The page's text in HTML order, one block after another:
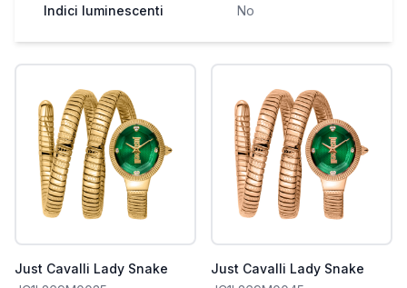
Indici luminescenti No
Just Cavalli Lady Snake
Just Cavalli Lady Snake